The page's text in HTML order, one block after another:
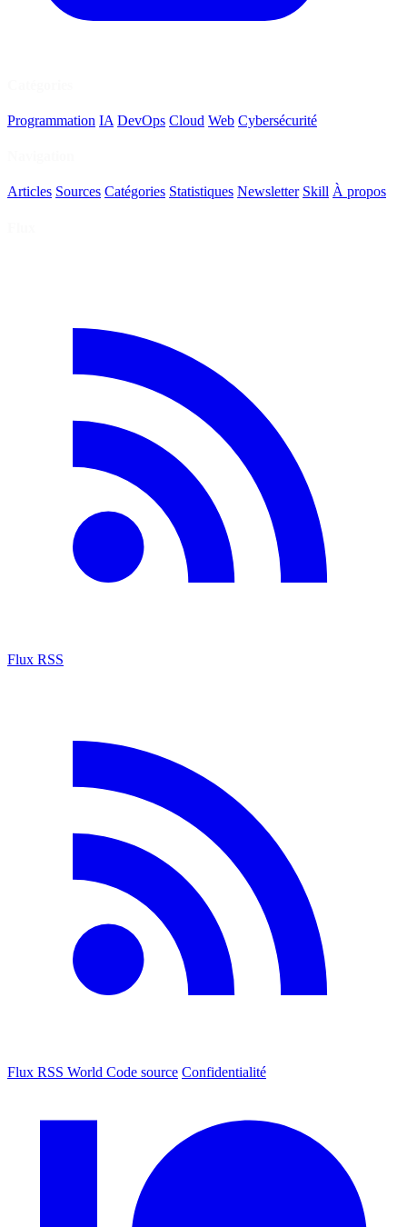
Programmation IA DevOps Cloud Web Cybersécurité
Articles Sources Catégories Statistiques Newsletter Skill À propos
Flux RSS
Flux RSS World Code source Confidentialité